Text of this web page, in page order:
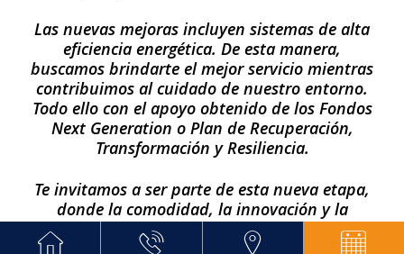
Las nuevas mejoras incluyen sistemas de alta
eficiencia energética. De esta manera,
buscamos brindarte el mejor servicio mientras
contribuimos al cuidado de nuestro entorno.
Todo ello con el apoyo obtenido de los Fondos
Next Generation o Plan de Recuperación,
Transformación y Resiliencia.
Te invitamos a ser parte de esta nueva etapa,
donde la comodidad, la innovación y la
sostenibilidad se combinan para ofrecerte
una estancia única. ¡Pronto estaremos listos